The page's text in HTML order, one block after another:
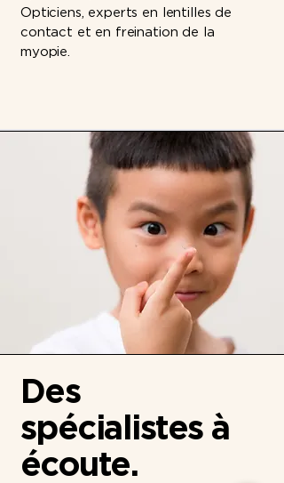
Opticiens, experts en lentilles de
contact et en freination de la
myopie.
Des
spécialistes à
écoute.